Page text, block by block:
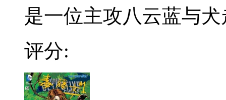
是一位主攻八云蓝与
评分: